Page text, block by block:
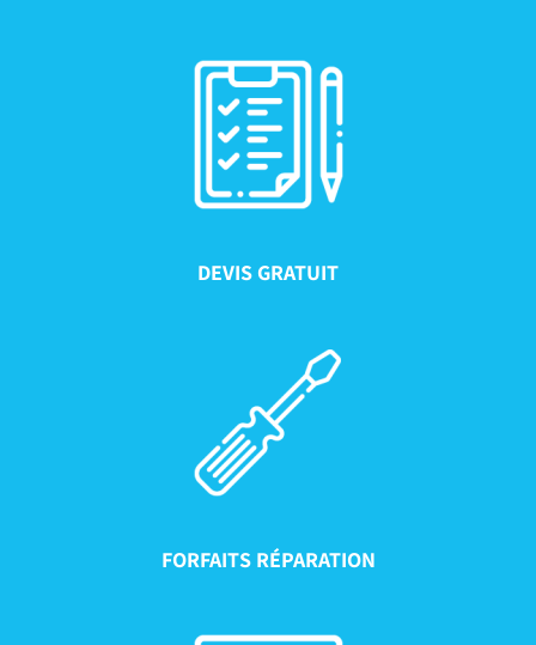
DEVIS GRATUIT
FORFAITS RÉPARATION